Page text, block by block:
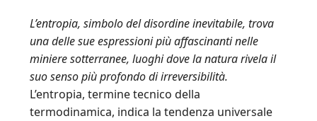
L’entropia, simbolo del disordine inevitabile, trova
una delle sue espressioni più affascinanti nelle
miniere sotterranee, luoghi dove la natura rivela il
suo senso più profondo di irreversibilità.
L’entropia, termine tecnico della
termodinamica, indica la tendenza universale